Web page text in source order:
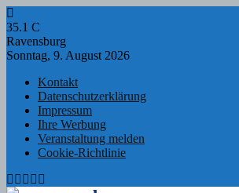
35.1 C
Ravensburg
Sonntag, 9. August 2026
Kontakt
Datenschutzerklärung
Impressum
Ihre Werbung
Veranstaltung melden
Cookie-Richtlinie
Facebook
Twitter
Instagram
Email